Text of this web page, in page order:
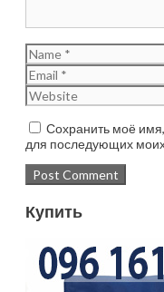
Сохранить моё
для последующих
Купить